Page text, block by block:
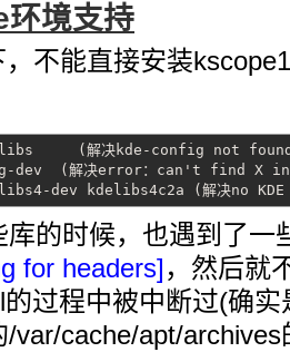
境支持
不能直接安装
(解决kde-config not
(解决error：can't find X
dev kdelibs4c2a (解决no
库的时候，也遇到了一
for headers] ，然后就
过程中被中断过(确
/var/cache/apt/